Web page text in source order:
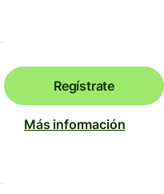
Regístrate
Más información